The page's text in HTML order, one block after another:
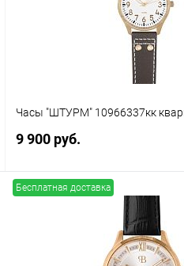
Часы "ШТУРМ" 10966337кк
9 900 руб.
В корзину
Бесплатная доставка